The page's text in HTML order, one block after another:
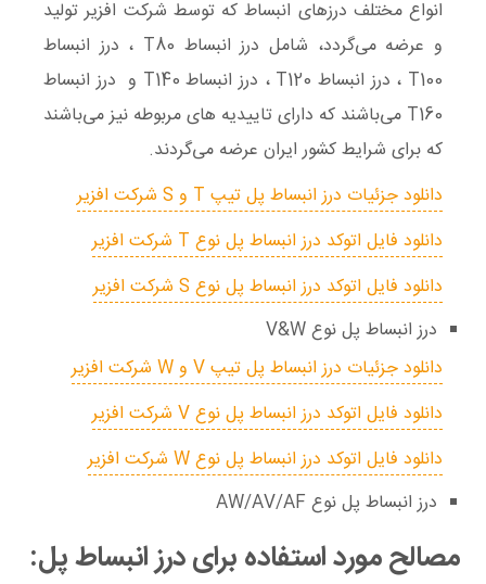
انواع مختلف درزهای انبساط که توسط شرکت افزیر تولید
و عرضه می‌گردد، شامل درز انبساط T80 ، درز انبساط
T100 ، درز انبساط T120 ، درز انبساط T140 و درز انبساط
T160 می‌باشند که دارای تاییدیه های مربوطه نیز می‌باشند
که برای شرایط کشور ایران عرضه می‌گردند.
دانلود جزئیات درز انبساط پل تیپ T و S شرکت افزیر
دانلود فایل اتوکد درز انبساط پل نوع T شرکت افزیر
دانلود فایل اتوکد درز انبساط پل نوع S شرکت افزیر
درز انبساط پل نوع V&W
دانلود جزئیات درز انبساط پل تیپ V و W شرکت افزیر
دانلود فایل اتوکد درز انبساط پل نوع V شرکت افزیر
دانلود فایل اتوکد درز انبساط پل نوع W شرکت افزیر
درز انبساط پل نوع AW/AV/AF
مصالح مورد استفاده برای درز انبساط پل: